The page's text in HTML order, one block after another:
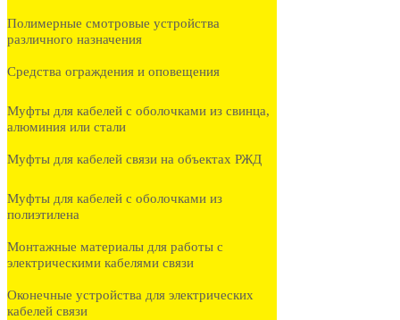
Полимерные смотровые устройства
различного назначения
Средства ограждения и оповещения
Муфты для кабелей с оболочками из свинца,
алюминия или стали
Муфты для кабелей связи на объектах РЖД
Муфты для кабелей с оболочками из
полиэтилена
Монтажные материалы для работы с
электрическими кабелями связи
Оконечные устройства для электрических
кабелей связи